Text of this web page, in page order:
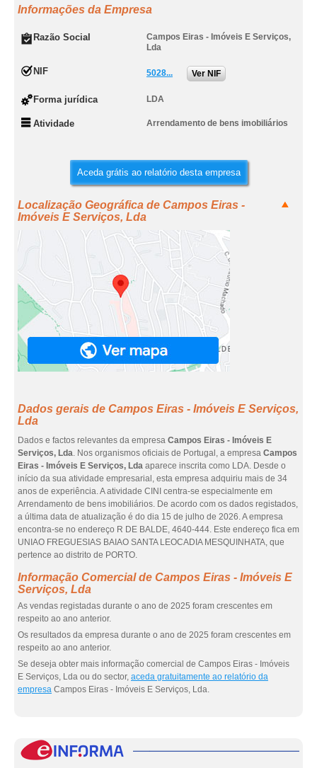
Informações da Empresa
Razão Social
Campos Eiras - Imóveis E Serviços,
Lda
NIF 5028... Ver NIF
Forma jurídica LDA
Atividade Arrendamento de bens imobiliários
Aceda grátis ao relatório desta empresa
Localização Geográfica de Campos Eiras -
Imóveis E Serviços, Lda
Dados gerais de Campos Eiras - Imóveis E Serviços,
Lda
Dados e factos relevantes da empresa Campos Eiras - Imóveis E
Serviços, Lda. Nos organismos oficiais de Portugal, a empresa Campos
Eiras - Imóveis E Serviços, Lda aparece inscrita como LDA. Desde o
início da sua atividade empresarial, esta empresa adquiriu mais de 34
anos de experiência. A atividade CINI centra-se especialmente em
Arrendamento de bens imobiliários. De acordo com os dados registados,
a última data de atualização é do dia 15 de julho de 2026. A empresa
encontra-se no endereço R DE BALDE, 4640-444. Este endereço fica em
UNIAO FREGUESIAS BAIAO SANTA LEOCADIA MESQUINHATA, que
pertence ao distrito de PORTO.
Informação Comercial de Campos Eiras - Imóveis E
Serviços, Lda
As vendas registadas durante o ano de 2025 foram crescentes em
respeito ao ano anterior.
Os resultados da empresa durante o ano de 2025 foram crescentes em
respeito ao ano anterior.
Se deseja obter mais informação comercial de Campos Eiras - Imóveis
E Serviços, Lda ou do sector, aceda gratuitamente ao relatório da
empresa Campos Eiras - Imóveis E Serviços, Lda.